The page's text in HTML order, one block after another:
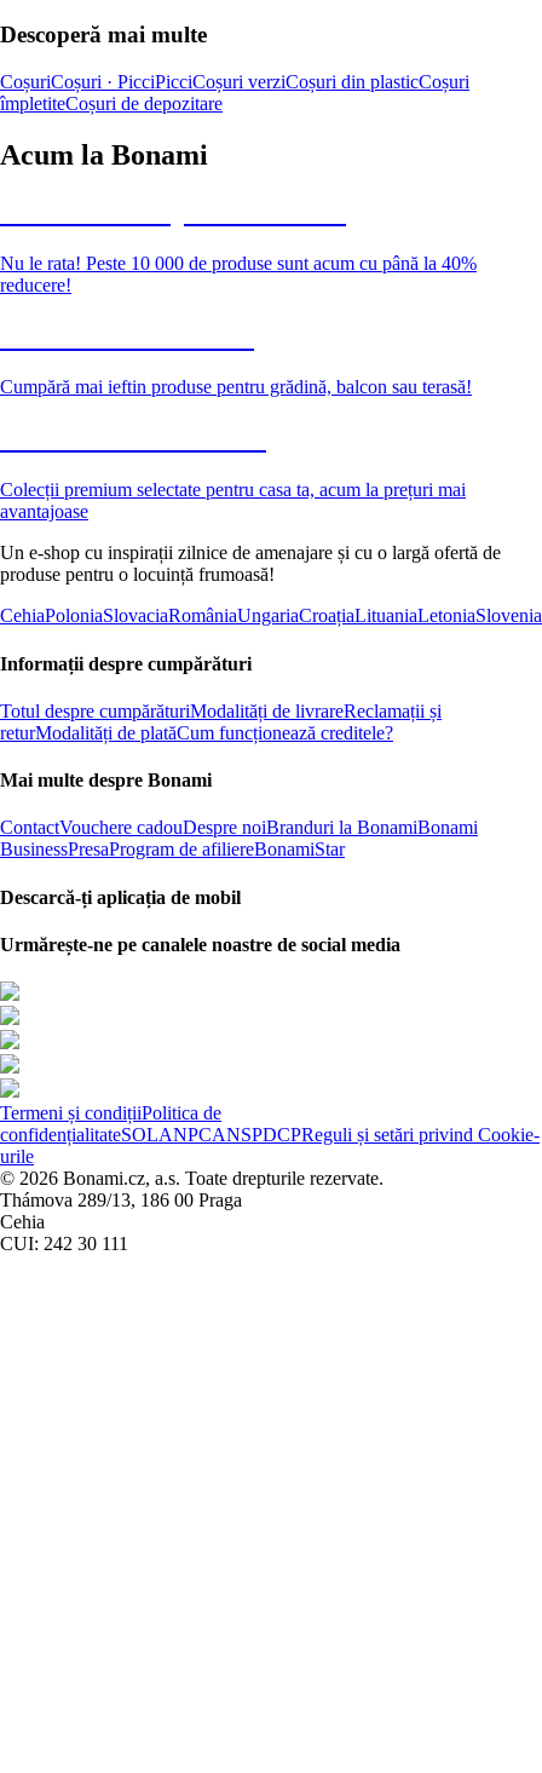
Descoperă mai multe
CoșuriCoșuri · PicciPicciCoșuri verziCoșuri din plasticCoșuri
împletiteCoșuri de depozitare
Acum la Bonami
Nu le rata! Peste 10 000 de produse sunt acum cu până la 40%
reducere!
Cumpără mai ieftin produse pentru grădină, balcon sau terasă!
Colecții premium selectate pentru casa ta, acum la prețuri mai
avantajoase
Un e-shop cu inspirații zilnice de amenajare și cu o largă ofertă de
produse pentru o locuință frumoasă!
CehiaPoloniaSlovaciaRomâniaUngariaCroațiaLituaniaLetoniaSlovenia
Informații despre cumpărături
Totul despre cumpărăturiModalități de livrareReclamații și
returModalități de platăCum funcționează creditele?
Mai multe despre Bonami
ContactVouchere cadouDespre noiBranduri la BonamiBonami
BusinessPresaProgram de afiliereBonamiStar
Descarcă-ți aplicația de mobil
Urmărește-ne pe canalele noastre de social media
Termeni și condițiiPolitica de
confidențialitateSOLANPCANSPDCPReguli și setări privind Cookie-
urile
© 2026 Bonami.cz, a.s. Toate drepturile rezervate.
Thámova 289/13, 186 00 Praga
Cehia
CUI: 242 30 111